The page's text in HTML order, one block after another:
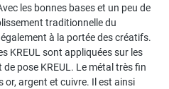
les bonnes bases et un peu de
traditionnelle du
à la portée des créatifs.
KREUL sont appliquées sur les
pose KREUL. Le métal très fin
or, argent et cuivre. Il est ainsi